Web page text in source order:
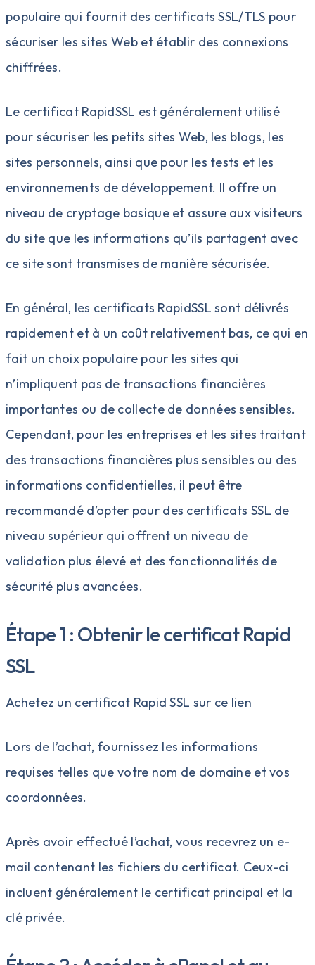
populaire qui fournit des certificats SSL/TLS pour
sécuriser les sites Web et établir des connexions
chiffrées.
Le certificat RapidSSL est généralement utilisé
pour sécuriser les petits sites Web, les blogs, les
sites personnels, ainsi que pour les tests et les
environnements de développement. Il offre un
niveau de cryptage basique et assure aux visiteurs
du site que les informations qu’ils partagent avec
ce site sont transmises de manière sécurisée.
En général, les certificats RapidSSL sont délivrés
rapidement et à un coût relativement bas, ce qui en
fait un choix populaire pour les sites qui
n’impliquent pas de transactions financières
importantes ou de collecte de données sensibles.
Cependant, pour les entreprises et les sites traitant
des transactions financières plus sensibles ou des
informations confidentielles, il peut être
recommandé d’opter pour des certificats SSL de
niveau supérieur qui offrent un niveau de
validation plus élevé et des fonctionnalités de
sécurité plus avancées.
Étape 1 : Obtenir le certificat Rapid
SSL
Achetez un certificat Rapid SSL sur ce lien
Lors de l’achat, fournissez les informations
requises telles que votre nom de domaine et vos
coordonnées.
Après avoir effectué l’achat, vous recevrez un e-
mail contenant les fichiers du certificat. Ceux-ci
incluent généralement le certificat principal et la
clé privée.